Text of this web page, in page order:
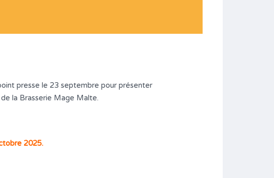
presse le 23 septembre pour présenter
la Brasserie Mage Malte.
2025.